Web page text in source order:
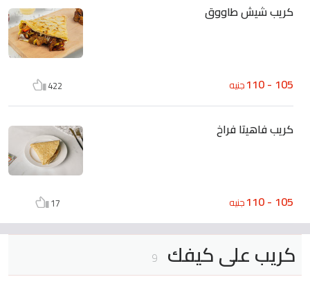
كريب شيش طاووق
105 - 110 جنيه 422
كريب فاهيتا فراخ
105 - 110 جنيه 17
كريب على كيفك 9